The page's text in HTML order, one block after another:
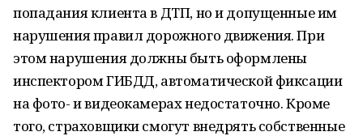
попадания клиента в ДТП, но и допущенные им
нарушения правил дорожного движения. При
этом нарушения должны быть оформлены
инспектором ГИБДД, автоматической фиксации
на фото- и видеокамерах недостаточно. Кроме
того, страховщики смогут внедрять собственные